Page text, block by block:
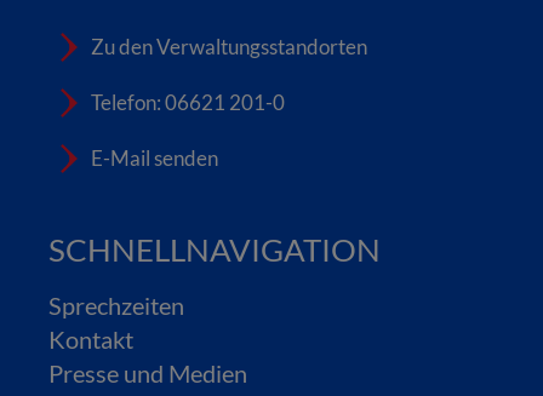
Zu den Verwaltungsstandorten
Telefon: 06621 201-0
E-Mail senden
SCHNELLNAVIGATION
Sprechzeiten
Kontakt
Presse und Medien